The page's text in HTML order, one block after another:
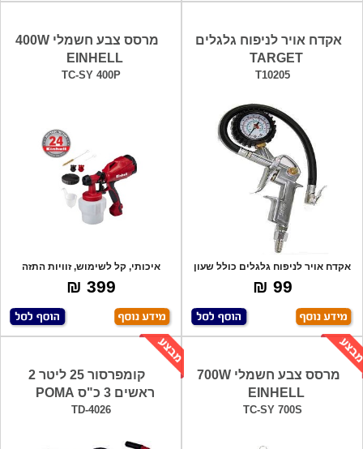
אקדח אויר לניפוח גלגלים
TARGET
T10205
אקדח אויר לניפוח גלגלים כולל שעון
99 ₪
מרסס צבע חשמלי 400W
EINHELL
TC-SY 400P
איכותי, קל לשימוש, זוויות התזה
אנכי/אופק
399 ₪
מרסס צבע חשמלי 700W
EINHELL
TC-SY 700S
קומפרסור 25 ליטר 2
ראשים 3 כ"ס POMA
TD-4026